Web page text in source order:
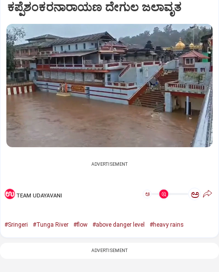
ಕಪ್ಪೆಶಂಕರನಾರಾಯಣ ದೇಗುಲ ಜಲಾವೃತ
ADVERTISEMENT
TEAM UDAYAVANI ಅ ಅ
#Sringeri #Tunga River #flow #above danger level #heavy rains
ADVERTISEMENT